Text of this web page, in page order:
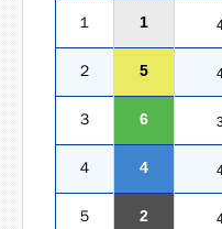
１ 1
２ 5
３ 6
４ 4
５ 2